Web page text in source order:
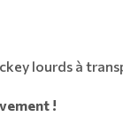
lourds à
!